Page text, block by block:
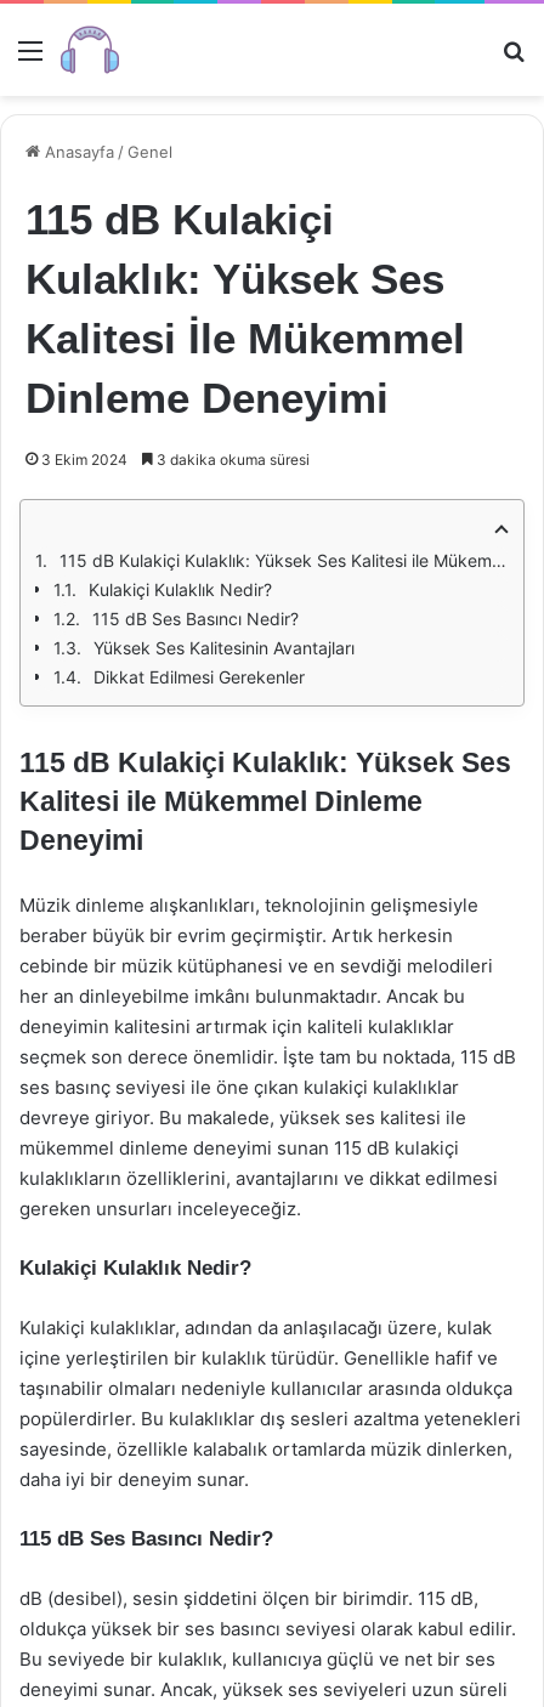
Menü
Anasayfa /Genel
115 dB Kulakiçi
Kulaklık: Yüksek Ses
Kalitesi İle Mükemmel
Dinleme Deneyimi
3 Ekim 2024 3 dakika okuma süresi
115 dB Kulakiçi Kulaklık: Yüksek Ses Kalitesi ile Mükemmel Dinleme Deneyimi
Kulakiçi Kulaklık Nedir?
115 dB Ses Basıncı Nedir?
Yüksek Ses Kalitesinin Avantajları
Dikkat Edilmesi Gerekenler
115 dB Kulakiçi Kulaklık: Yüksek Ses
Kalitesi ile Mükemmel Dinleme
Deneyimi
Müzik dinleme alışkanlıkları, teknolojinin gelişmesiyle
beraber büyük bir evrim geçirmiştir. Artık herkesin
cebinde bir müzik kütüphanesi ve en sevdiği melodileri
her an dinleyebilme imkânı bulunmaktadır. Ancak bu
deneyimin kalitesini artırmak için kaliteli kulaklıklar
seçmek son derece önemlidir. İşte tam bu noktada, 115 dB
ses basınç seviyesi ile öne çıkan kulakiçi kulaklıklar
devreye giriyor. Bu makalede, yüksek ses kalitesi ile
mükemmel dinleme deneyimi sunan 115 dB kulakiçi
kulaklıkların özelliklerini, avantajlarını ve dikkat edilmesi
gereken unsurları inceleyeceğiz.
Kulakiçi Kulaklık Nedir?
Kulakiçi kulaklıklar, adından da anlaşılacağı üzere, kulak
içine yerleştirilen bir kulaklık türüdür. Genellikle hafif ve
taşınabilir olmaları nedeniyle kullanıcılar arasında oldukça
popülerdirler. Bu kulaklıklar dış sesleri azaltma yetenekleri
sayesinde, özellikle kalabalık ortamlarda müzik dinlerken,
daha iyi bir deneyim sunar.
115 dB Ses Basıncı Nedir?
dB (desibel), sesin şiddetini ölçen bir birimdir. 115 dB,
oldukça yüksek bir ses basıncı seviyesi olarak kabul edilir.
Bu seviyede bir kulaklık, kullanıcıya güçlü ve net bir ses
deneyimi sunar. Ancak, yüksek ses seviyeleri uzun süreli